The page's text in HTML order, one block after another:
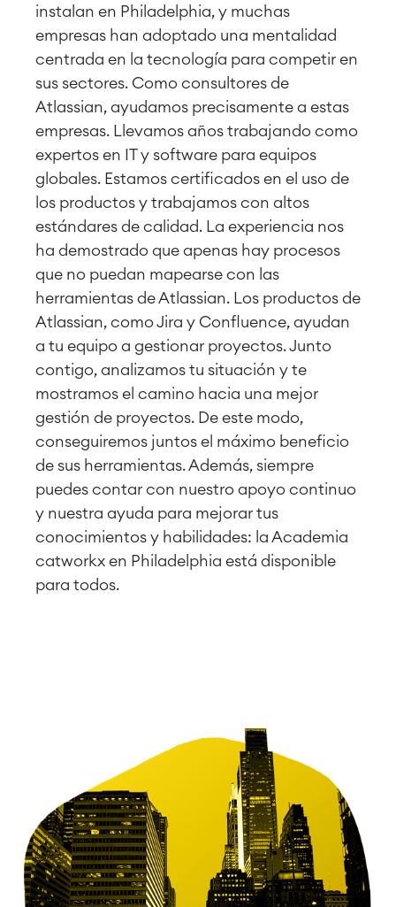
instalan en Philadelphia, y muchas
empresas han adoptado una mentalidad
centrada en la tecnología para competir en
sus sectores. Como consultores de
Atlassian, ayudamos precisamente a estas
empresas. Llevamos años trabajando como
expertos en IT y software para equipos
globales. Estamos certificados en el uso de
los productos y trabajamos con altos
estándares de calidad. La experiencia nos
ha demostrado que apenas hay procesos
que no puedan mapearse con las
herramientas de Atlassian. Los productos de
Atlassian, como Jira y Confluence, ayudan
a tu equipo a gestionar proyectos. Junto
contigo, analizamos tu situación y te
mostramos el camino hacia una mejor
gestión de proyectos. De este modo,
conseguiremos juntos el máximo beneficio
de sus herramientas. Además, siempre
puedes contar con nuestro apoyo continuo
y nuestra ayuda para mejorar tus
conocimientos y habilidades: la Academia
catworkx en Philadelphia está disponible
para todos.